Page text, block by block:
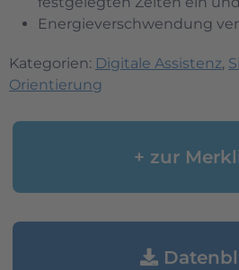
Energieverschwendung
Kategorien: Digitale Assistenz,
Orientierung
+ zur